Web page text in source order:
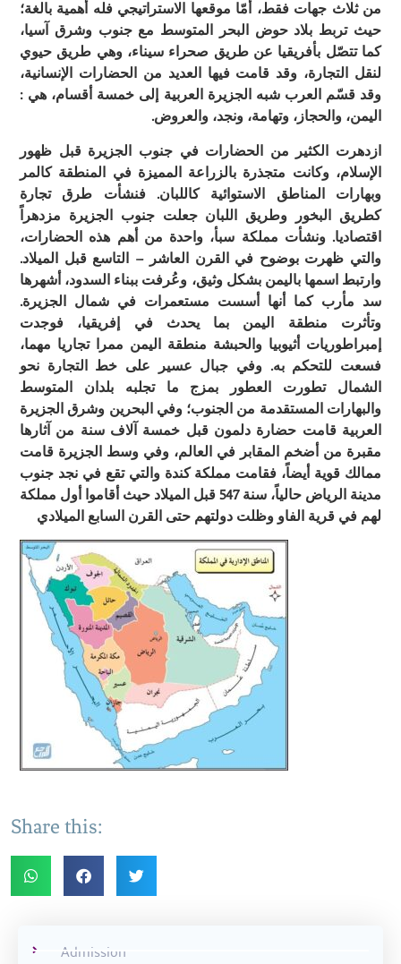
من ثلاث جهات فقط، أمّا موقعها الاستراتيجي فله أهمية بالغة؛
حيث تربط بلاد حوض البحر المتوسط مع جنوب وشرق آسيا،
كما تتصّل بأفريقيا عن طريق صحراء سيناء، وهي طريق حيوي
لنقل التجارة، وقد قامت فيها العديد من الحضارات الإنسانية،
وقد قسّم العرب شبه الجزيرة العربية إلى خمسة أقسام، هي :
اليمن، والحجاز، وتهامة، ونجد، والعروض.
ازدهرت الكثير من الحضارات في جنوب الجزيرة قبل ظهور
الإسلام، وكانت متجذرة بالزراعة المميزة في المنطقة كالمر
وبهارات المناطق الاستوائية كاللبان. فنشأت طرق تجارة
كطريق البخور وطريق اللبان جعلت جنوب الجزيرة مزدهراً
اقتصاديا. ونشأت مملكة سبأ، واحدة من أهم هذه الحضارات،
والتي ظهرت بوضوح في القرن العاشر – التاسع قبل الميلاد.
وارتبط اسمها باليمن بشكل وثيق، وعُرفت ببناء السدود، أشهرها
سد مأرب كما أنها أسست مستعمرات في شمال الجزيرة.
وتأثرت منطقة اليمن بما يحدث في إفريقيا، فوجدت
إمبراطوريات أثيوبيا والحبشة منطقة اليمن ممرا تجاريا مهما،
فسعت للتحكم به. وفي جبال عسير على خط التجارة نحو
الشمال تطورت العطور بمزج ما تجلبه بلدان المتوسط
والبهارات المستقدمة من الجنوب؛ وفي البحرين وشرق الجزيرة
العربية قامت حضارة دلمون قبل خمسة آلاف سنة من آثارها
مقبرة من أضخم المقابر في العالم، وفي وسط الجزيرة قامت
ممالك قوية أيضاً، فقامت مملكة كندة والتي تقع في نجد جنوب
مدينة الرياض حالياً، سنة 547 قبل الميلاد حيث أقاموا أول مملكة
لهم في قرية الفاو وظلت دولتهم حتى القرن السابع الميلادي
Share this:
Admission